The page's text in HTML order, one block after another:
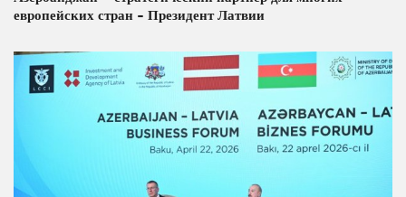
европейских стран - Президент Латвии